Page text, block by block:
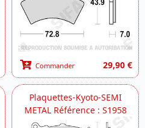
Commander 29,90 €
Plaquettes-Kyoto-SEMI
METAL Référence : S1958